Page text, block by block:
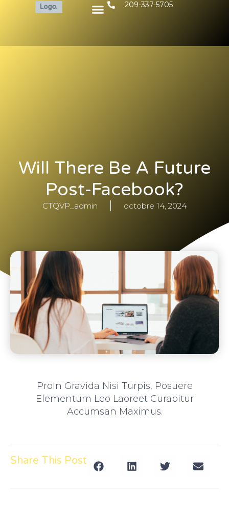
209-337-5705
Will There Be A Future
Post-Facebook?
CTQVP_admin octobre 14, 2024
Proin Gravida Nisi Turpis, Posuere
Elementum Leo Laoreet Curabitur
Accumsan Maximus.
Share This Post